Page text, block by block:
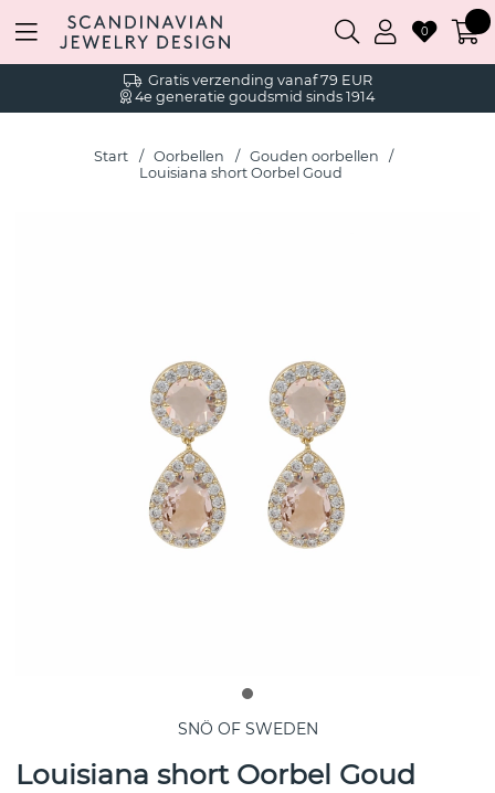
Gratis verzending vanaf 79 EUR
4e generatie goudsmid sinds 1914
0
Start Oorbellen
Gouden oorbellen
Louisiana short Oorbel Goud
SNÖ OF SWEDEN
Louisiana short Oorbel Goud